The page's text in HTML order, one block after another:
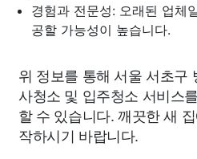
경험과 전문성: 오래된 업체
공할 가능성이 높습니다.
위 정보를 통해 서울 서초구
사청소 및 입주청소 서비스
할 수 있습니다. 깨끗한 새
작하시기 바랍니다.